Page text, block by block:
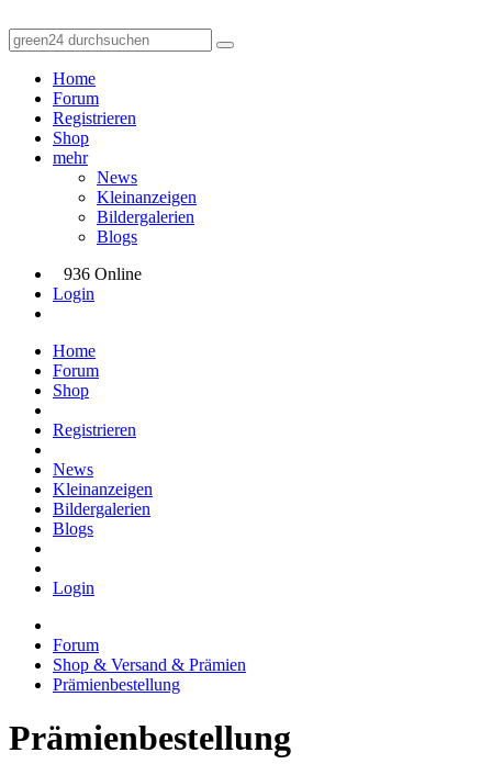
Home
Forum
Registrieren
Shop
mehr
News
Kleinanzeigen
Bildergalerien
Blogs
936 Online
Login
Home
Forum
Shop
Registrieren
News
Kleinanzeigen
Bildergalerien
Blogs
Login
Forum
Shop & Versand & Prämien
Prämienbestellung
Prämienbestellung